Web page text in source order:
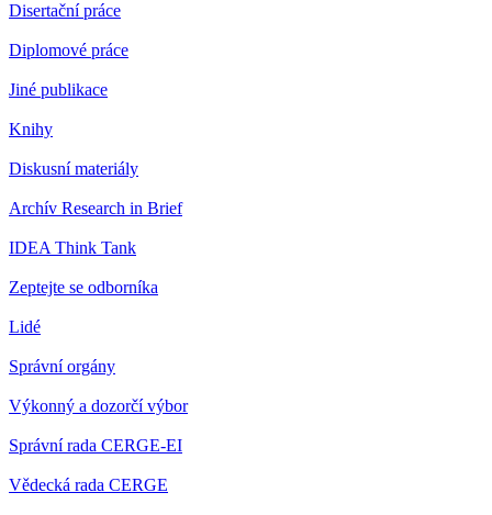
Disertační práce
Diplomové práce
Jiné publikace
Knihy
Diskusní materiály
Archív Research in Brief
IDEA Think Tank
Zeptejte se odborníka
Lidé
Správní orgány
Výkonný a dozorčí výbor
Správní rada CERGE-EI
Vědecká rada CERGE